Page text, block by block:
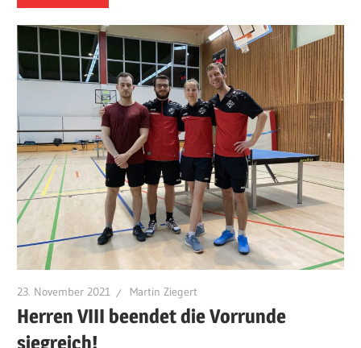
23. November 2021 Martin Ziegert
Herren VIII beendet die Vorrunde
siegreich!